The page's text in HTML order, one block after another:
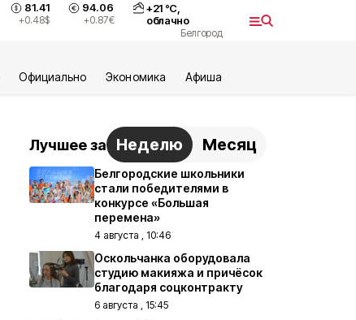
81.41
+0.48$
94.06
+0.87€
+21 °С,
облачно
Белгород
Официально Экономика Aфиша
Лучшее за Неделю Месяц
Белгородские школьники
стали победителями в
конкурсе «Большая
перемена»
4 августа , 10:46
Оскольчанка оборудовала
студию макияжа и причёсок
благодаря соцконтракту
6 августа , 15:45